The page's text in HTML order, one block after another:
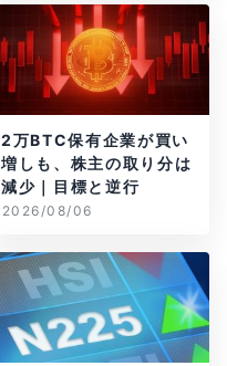
2万BTC保有企業が買い
増しも、株主の取り分は
減少｜目標と逆行
2026/08/06